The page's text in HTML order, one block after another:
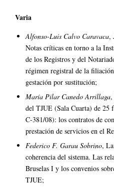
Varia
Alfonso-Luis Calvo Caravaca,
Notas críticas en torno a la
de los Registros y del
régimen registral de la
gestación por sustitución;
María Pilar Canedo Arrillaga,
del TJUE (Sala Cuarta) de 25
C-381/08): los contratos de
prestación de servicios en el
Federico F. Garau Sobrino,
coherencia del sistema. Las
Bruselas I y los convenios
TJUE;